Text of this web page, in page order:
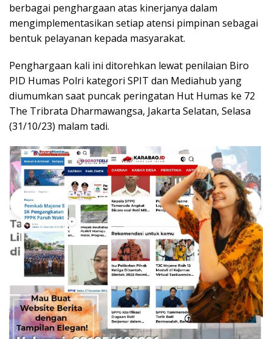
berbagai penghargaan atas kinerjanya dalam
mengimplementasikan setiap atensi pimpinan sebagai
bentuk pelayanan kepada masyarakat.
Penghargaan kali ini ditorehkan lewat penilaian Biro
PID Humas Polri kategori SPIT dan Mediahub yang
diumumkan saat puncak peringatan Hut Humas ke 72
The Tribrata Dharmawangsa, Jakarta Selatan, Selasa
(31/10/23) malam tadi.